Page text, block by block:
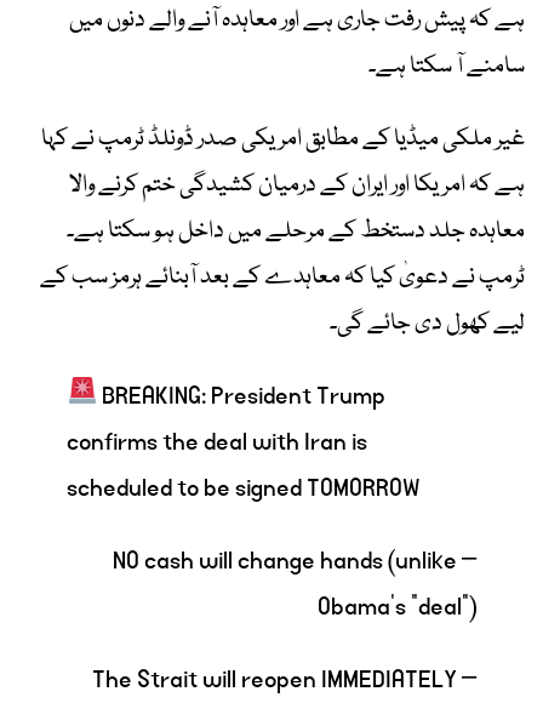
ہے کہ پیش رفت جاری ہے اور معاہدہ آنے والے دنوں میں
سامنے آ سکتا ہے۔
غیر ملکی میڈیا کے مطابق امریکی صدر ڈونلڈ ٹرمپ نے کہا
ہے کہ امریکا اور ایران کے درمیان کشیدگی ختم کرنے والا
معاہدہ جلد دستخط کے مرحلے میں داخل ہو سکتا ہے۔
ٹرمپ نے دعویٰ کیا کہ معاہدے کے بعد آبنائے ہرمز سب کے
لیے کھول دی جائے گی۔
BREAKING: President Trump
confirms the deal with Iran is
scheduled to be signed TOMORROW
– NO cash will change hands (unlike
Obama’s “deal”)
– The Strait will reopen IMMEDIATELY